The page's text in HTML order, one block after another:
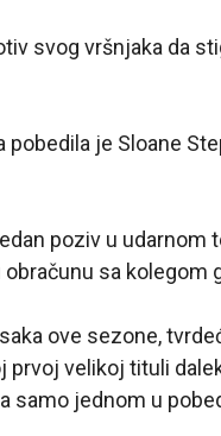
svog vršnjaka da
pobedila je Sloane
poziv u udarnom
sa kolegom
ove sezone,
prvoj velikoj tituli
samo jednom u